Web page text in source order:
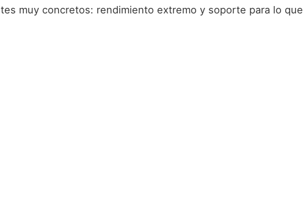
muy concretos: rendimiento extremo y soporte para lo que